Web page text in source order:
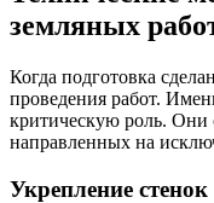
земляных
Когда подготовка
проведения работ.
критическую роль. Они
направленных на
Укрепление